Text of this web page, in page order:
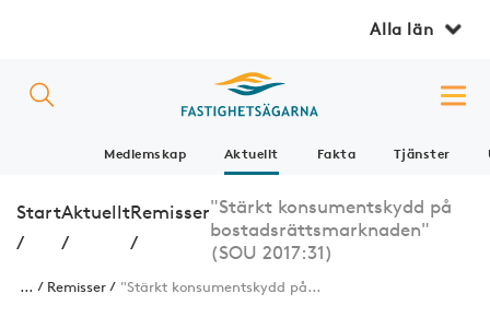
Alla län
Medlemskap Aktuellt Fakta Tjänster
Start
/
Aktuellt
/
Remisser
/
"Stärkt konsumentskydd på
bostadsrättsmarknaden"
(SOU 2017:31)
... Remisser "Stärkt konsumentskydd på...